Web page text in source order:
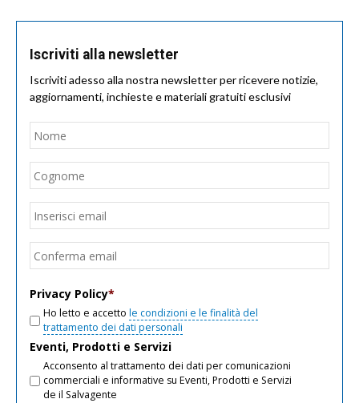
Iscriviti alla newsletter
Iscriviti adesso alla nostra newsletter per ricevere notizie,
aggiornamenti, inchieste e materiali gratuiti esclusivi
Nome
Email
Privacy Policy*
Ho letto e accetto le condizioni e le finalità del
trattamento dei dati personali
Eventi, Prodotti e Servizi
Acconsento al trattamento dei dati per comunicazioni
commerciali e informative su Eventi, Prodotti e Servizi
de il Salvagente